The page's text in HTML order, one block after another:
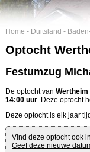
Home - Duitsland -
Optocht
Festumzug
De optocht van Wertheim
14:00 uur. Deze optocht
Deze optocht is elk jaar
Vind deze optocht ook
Geef deze nieuwe